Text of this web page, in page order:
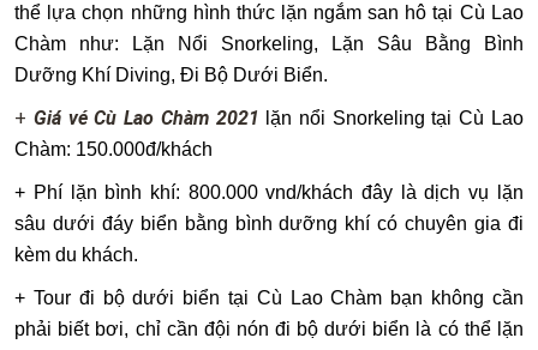
thể lựa chọn những hình thức lặn ngắm san hô tại Cù Lao
Chàm như: Lặn Nổi Snorkeling, Lặn Sâu Bằng Bình
Dưỡng Khí Diving, Đi Bộ Dưới Biển.
+ Giá vé Cù Lao Chàm 2021 lặn nổi Snorkelingtại Cù Lao
Chàm: 150.000đ/khách
+ Phí lặn bình khí: 800.000 vnd/khách đây là dịch vụ lặn
sâu dưới đáy biển bằng bình dưỡng khí có chuyên gia đi
kèm du khách.
+ Tour đi bộ dưới biển tại Cù Lao Chàm bạn không cần
phải biết bơi, chỉ cần đội nón đi bộ dưới biển là có thể lặn